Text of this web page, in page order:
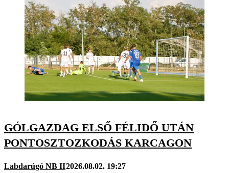
GÓLGAZDAG ELSŐ FÉLIDŐ UTÁN
PONTOSZTOZKODÁS KARCAGON
Labdarúgó NB II2026.08.02. 19:27